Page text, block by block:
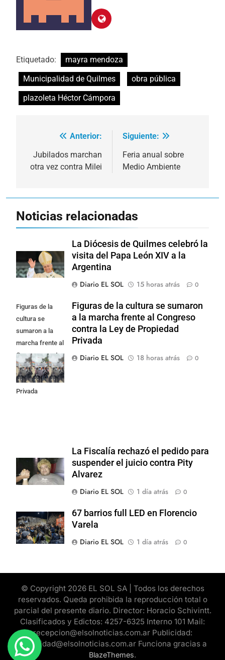
Etiquetado:
mayra mendoza
Municipalidad de Quilmes
obra pública
plazoleta Héctor Cámpora
Navegación
de
Anterior:
Jubilados marchan
otra vez contra Milei
Siguiente:
Feria anual sobre
Medio Ambiente
Noticias relacionadas
La Diócesis de Quilmes celebró la
visita del Papa León XIV a la
Argentina
Diario EL SOL
15 horas atrás 0
Figuras de la
cultura se
sumaron a la
marcha frente al
Congreso contra
la Ley de
Propiedad
Privada
Figuras de la cultura se sumaron
a la marcha frente al Congreso
contra la Ley de Propiedad
Privada
Diario EL SOL
18 horas atrás 0
La Fiscalía rechazó el pedido para
suspender el juicio contra Pity
Alvarez
Diario EL SOL
1 día atrás 0
67 barrios full LED en Florencio
Varela
Diario EL SOL
1 día atrás 0
© Copyright 2026 EL SOL SA | Todos los derechos
reservados. Queda prohibida la reproducción total o
parcial del presente diario. Director: Horacio Schivintt.
Clasificados y Edictos: 4257-6325 Interno 101 Mail:
recepcion@elsolnoticias.com.ar Publicidad:
publicidad@elsolnoticias.com.ar Funciona gracias a
BlazeThemes.